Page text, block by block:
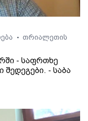
• თრიალეთის
- საფრთხე
- საბა